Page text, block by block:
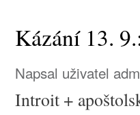
Kázání 13.
Napsal uživatel
Introit +